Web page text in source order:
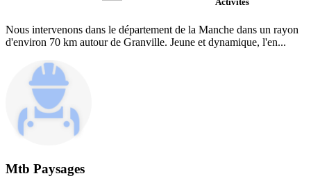
Nous intervenons dans le département de la Manche dans un rayon
d'environ 70 km autour de Granville. Jeune et dynamique, l'en...
Mtb Paysages